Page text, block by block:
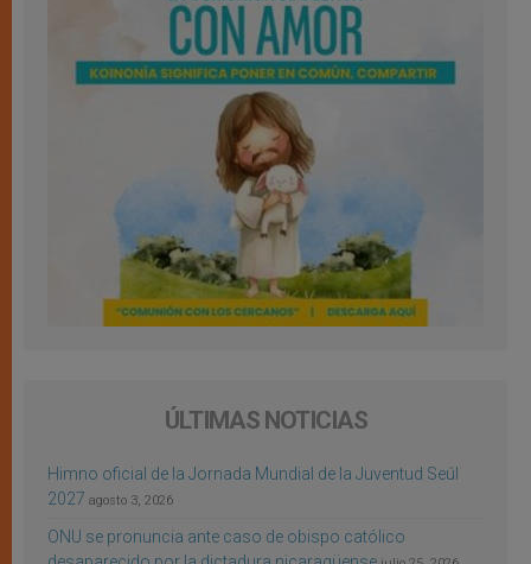
ÚLTIMAS NOTICIAS
Himno oficial de la Jornada Mundial de la Juventud Seúl
2027 agosto 3, 2026
ONU se pronuncia ante caso de obispo católico